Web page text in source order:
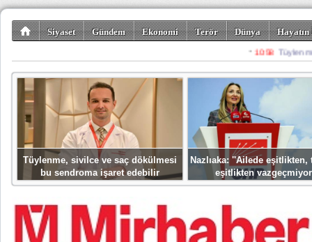
Siyaset Gündem Ekonomi Terör Dünya
Spor Misafir
Tüylenme, sivilce ve saç dökülmesi
bu sendroma işaret edebilir
Nazlıaka: ''Ailede eşitlikten,
eşitlikten